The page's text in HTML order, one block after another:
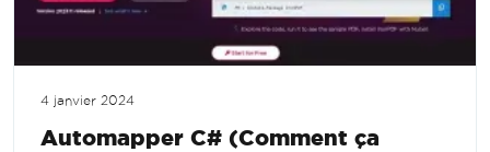
4 janvier 2024
Automapper C# (Comment ça